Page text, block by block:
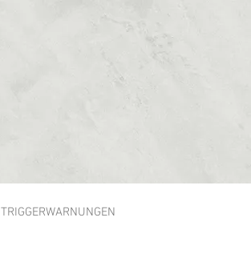
TRIGGERWARNUNGEN